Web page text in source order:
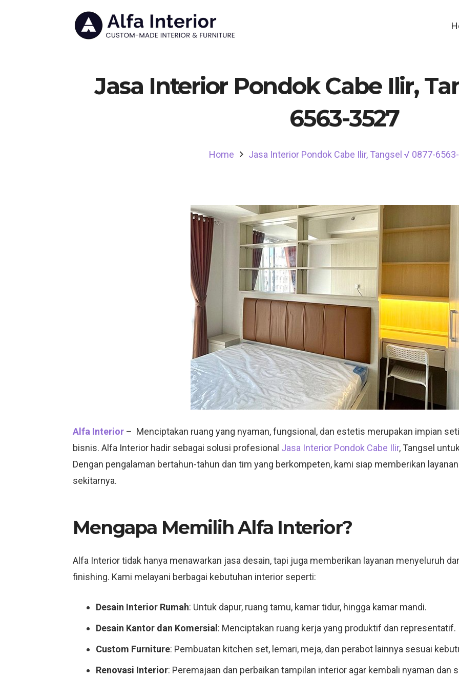
Jasa Interior Pondok Cabe Ilir,
6563-3527
Home Jasa Interior Pondok Cabe Ilir, Tangsel √ 0877-
Alfa Interior – Menciptakan ruang yang nyaman, fungsional, dan estetis merupakan impian
bisnis. Alfa Interior hadir sebagai solusi profesional Jasa Interior Pondok Cabe Ilir, Tangsel
Dengan pengalaman bertahun-tahun dan tim yang berkompeten, kami siap memberikan
sekitarnya.
Mengapa Memilih Alfa Interior?
Alfa Interior tidak hanya menawarkan jasa desain, tapi juga memberikan layanan menyeluruh
finishing. Kami melayani berbagai kebutuhan interior seperti:
Desain Interior Rumah: Untuk dapur, ruang tamu, kamar tidur, hingga kamar mandi.
Desain Kantor dan Komersial : Menciptakan ruang kerja yang produktif dan representatif.
Custom Furniture: Pembuatan kitchen set, lemari, meja, dan perabot lainnya sesuai
Renovasi Interior: Peremajaan dan perbaikan tampilan interior agar kembali nyaman dan